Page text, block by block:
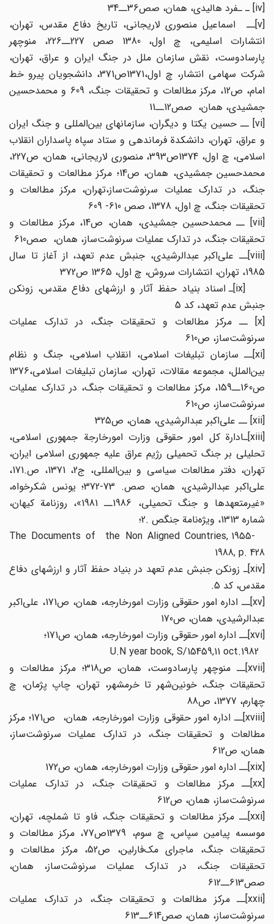
[v]ــ اسماعیل منصوری لاریجانی، تاریخ دفاع مقدس، تهران،
انتشارات اسلیمی، چ اول، 1380 صص 227ــ226، منوچهر
پارسادوست، نقش سازمان ملل در جنگ ایران و عراق، تهران،
شرکت سهامی انتشار، چ اول،1371ص371، دانشجویان پیرو خط
امام، ص12، مرکز مطالعات و تحقیقات جنگ، 609 و محمدحسین
جمشیدی، همان، صص12ــ11
[vi] ــ حسین یکتا و دیگران، سازمانهای بین‌المللی و جنگ ایران
و عراق، تهران، دانشکدة فرماندهی و ستاد سپاه پاسداران انقلاب
اسلامی، چ اول، 1374ص393، منصوری لاریجانی، همان، ص227،
محمدحسین جمشیدی، همان، ص14؛ مرکز مطالعات و تحقیقات
جنگ، در تدارک عملیات سرنوشت‌ساز،تهران، مرکز مطالعات و
تحقیقات جنگ، چ اول، 1378، صص 610- 609
[vii] ــ محمدحسین جمشیدی، همان، ص14، مرکز مطالعات و
تحقیقات جنگ، در تدارک عملیات سرنوشت‌ساز، همان، صص610
[viii]ــ علی‌اکبر عبدالرشیدی، جنبش عدم تعهد، از آغاز تا سال
1985، تهران، انتشارات سروش، چ اول، 1365 ص372
[ix]ـ اسناد بنیاد حفظ آثار و ارزشهای دفاع مقدس، زونکن
جنبش عدم تعهد، کد 5
[x] ــ مرکز مطالعات و تحقیقات جنگ، در تدارک عملیات
سرنوشت‌ساز، ص610
[xi]ــ سازمان تبلیغات اسلامی، انقلاب اسلامی، جنگ و نظام
بین‌الملل، مجموعه مقالات، تهران، سازمان تبلیغات اسلامی،1376
ص160ــ159، مرکز مطالعات و تحقیقات جنگ، در تدارک عملیات
سرنوشت‌ساز، ص610
[xiii]ـادارة کل امور حقوقی وزارت امورخارجة جمهوری اسلامی،
تحلیلی بر جنگ تحمیلی رژیم عراق علیه جمهوری اسلامی ایران،
تهران، دفتر مطالعات سیاسی و بین‌المللی، ج2، 1371، ص.171،
علی‌اکبر عبدالرشیدی، همان، صص. 73-372؛ یونس شکرخواه،
«غیرمتعهدها و جنگ تحمیلی، 1986ــ 1981»، روزنامة کیهان،
شماره 1313، ویژه‌‌نامة جنگص .2؛
The Documents of the Non Aligned Countries, 1955-
1988, p. 428
[xiv]ـ زونکن جنبش عدم تعهد در بنیاد حفظ آثار و ارزشهای دفاع
مقدس، کد 5.
[xv]ــ اداره امور حقوقی وزارت امورخارجه، همان، ص171، علی‌اکبر
عبدالرشیدی، همان، ص170
[xvii]ــ منوچهر پارسادوست، همان، ص318؛ مرکز مطالعات و
تحقیقات جنگ، خونین‌شهر تا خرمشهر، تهران، چاپ پژمان، چ
چهارم، 1377، ص88
[xviii]ــ اداره امور حقوقی وزارت امورخارجه، همان، ص171؛ مرکز
مطالعات و تحقیقات جنگ، در تدارک عملیات سرنوشت‌ساز،
همان، ص612
[xx]ــ مرکز مطالعات و تحقیقات جنگ، در تدارک عملیات
سرنوشت‌ساز، همان، ص612
[xxi]ــ مرکز مطالعات و تحقیقات جنگ، فاو تا شملچه، تهران،
موسسه پیامین سپاس، چ سوم، 1379ص77، مرکز مطالعات و
تحقیقات جنگ، ماجرای مک‌فارلین، ص52، مرکز مطالعات و
تحقیقات جنگ، در تدارک عملیات سرنوشت‌ساز، همان،
صص613ــ612
[xxii]ــ مرکز مطالعات و تحقیقات جنگ، در تدارک عملیات
سرنوشت‌ساز، همان، صص614ــ613